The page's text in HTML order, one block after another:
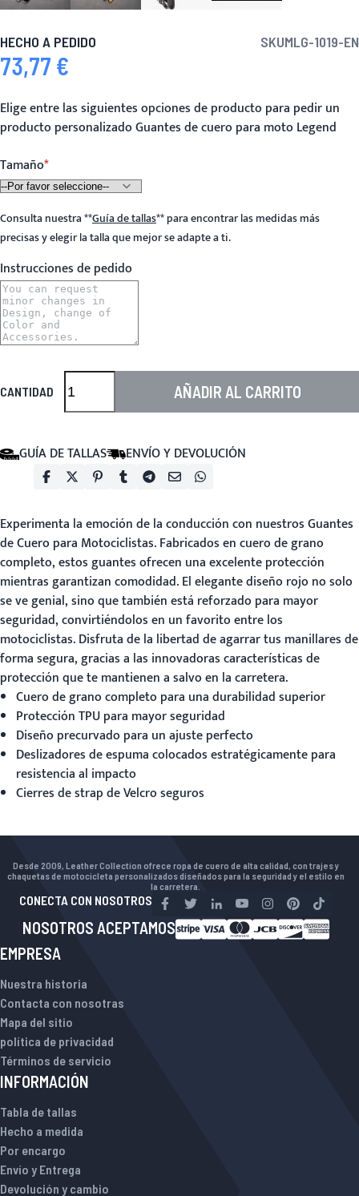
HECHO A PEDIDO SKUMLG-1019-EN
73,77 €
Elige entre las siguientes opciones de producto para pedir un
producto personalizado Guantes de cuero para moto Legend
Tamaño
Consulta nuestra**Guía de tallas**para encontrar las medidas más
precisas y elegir la talla que mejor se adapte a ti.
Instrucciones de pedido
CANTIDAD AÑADIR AL CARRITO
GUÍA DE TALLAS ENVÍO Y DEVOLUCIÓN
Experimenta la emoción de la conducción con nuestrosGuantes
de Cuero para Motociclistas. Fabricados en cuero de grano
completo, estos guantes ofrecen una excelente protección
mientras garantizan comodidad. El elegante diseño rojo no solo
se ve genial, sino que también está reforzado para mayor
seguridad, convirtiéndolos en un favorito entre los
motociclistas. Disfruta de la libertad de agarrar tus manillares de
forma segura, gracias a las innovadoras características de
protección que te mantienen a salvo en la carretera.
Cuero de grano completo para una durabilidad superior
Protección TPU para mayor seguridad
Diseño precurvado para un ajuste perfecto
Deslizadores de espuma colocados estratégicamente para
resistencia al impacto
Cierres de strap de Velcro seguros
Desde 2009, Leather Collection ofrece ropa de cuero de alta calidad, con trajes y
chaquetas de motocicleta personalizados diseñados para la seguridad y el estilo en
la carretera.
CONECTA CON NOSOTROS
NOSOTROS ACEPTAMOS
EMPRESA
Nuestra historia
Contacta con nosotras
Mapa del sitio
política de privacidad
Términos de servicio
INFORMACIÓN
Tabla de tallas
Hecho a medida
Por encargo
Envío y Entrega
Devolución y cambio